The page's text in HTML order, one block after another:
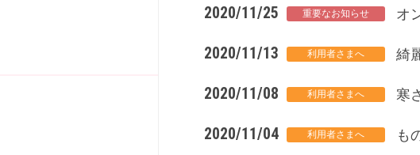
2020/11/25
2020/11/13 綺
2020/11/08 寒
2020/11/04 も